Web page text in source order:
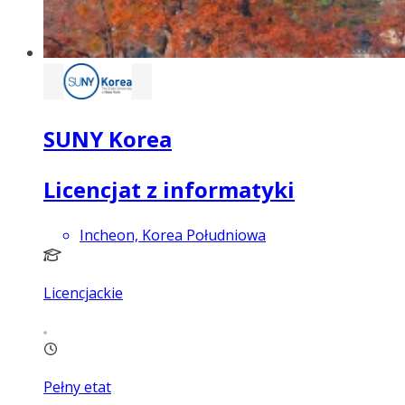
SUNY Korea
Licencjat z informatyki
Incheon, Korea Południowa
Licencjackie
Pełny etat